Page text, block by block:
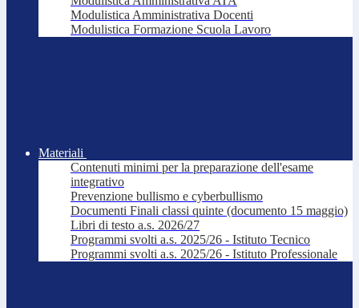
Modulistica Amministrativa Docenti
Modulistica Formazione Scuola Lavoro
Materiali
Contenuti minimi per la preparazione dell'esame
integrativo
Prevenzione bullismo e cyberbullismo
Documenti Finali classi quinte (documento 15 maggio)
Libri di testo a.s. 2026/27
Programmi svolti a.s. 2025/26 - Istituto Tecnico
Programmi svolti a.s. 2025/26 - Istituto Professionale